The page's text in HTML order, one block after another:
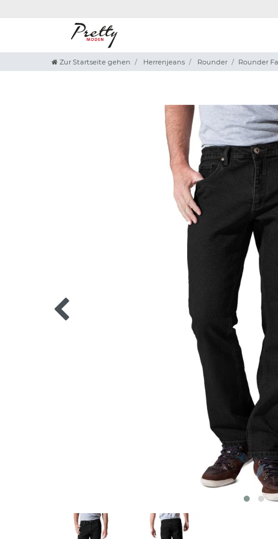
Zur Startseite gehen Herrenjeans Rounder Rounder